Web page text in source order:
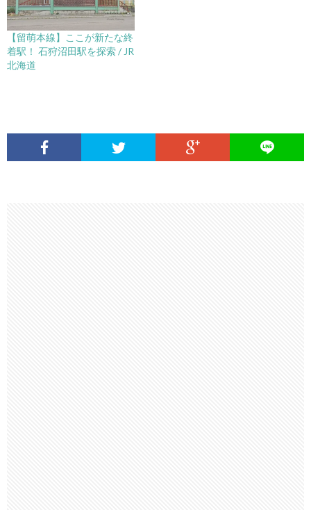
【留萌本線】ここが新たな終
着駅！ 石狩沼田駅を探索 / JR
北海道